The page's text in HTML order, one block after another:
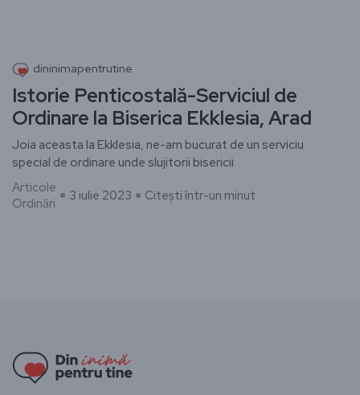
dininimapentrutine
Istorie Penticostală-Serviciul de
Ordinare la Biserica Ekklesia, Arad
Joia aceasta la Ekklesia, ne-am bucurat de un serviciu
special de ordinare unde slujitorii bisericii
Articole
Ordinări
3 iulie 2023 Citești într-un minut